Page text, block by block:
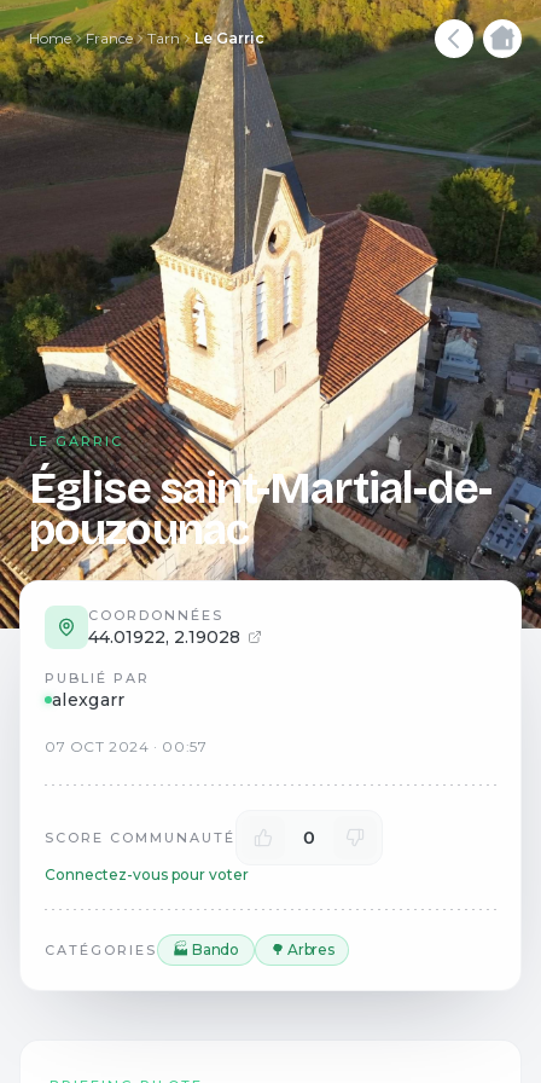
Home France Tarn Le Garric
LE GARRIC
Église saint-Martial-de-
pouzounac
COORDONNÉES
44.01922, 2.19028
PUBLIÉ PAR
alexgarr
07 OCT 2024 · 00:57
SCORE COMMUNAUTÉ 0
Connectez-vous pour voter
CATÉGORIES 🏭 Bando 🌳 Arbres